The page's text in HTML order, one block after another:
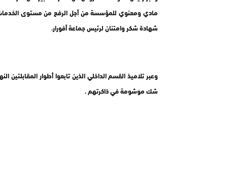
مادي ومعنوي للمؤسسة من أجل الرفع من مستوى الخدمات
شهادة شكر وامتنان لرئيس جماعة أفورار.
وعبر تلاميذ القسم الداخلي الذين تابعوا أطوار
شك موشومة في ذاكرتهم .